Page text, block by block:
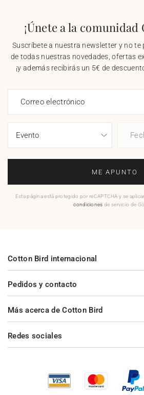
¡Únete a la
Suscríbete a nuestra newsletter y no te
de todas nuestras novedades, ofertas
¡y además recibirás un 5€ de
Correo electrónico
ME APUNTO
Esta página está protegido por reCAPTCHA y se
condiciones de servicio de
Pedidos y contacto
Más acerca de Cotton Bird
Cotton Bird internacional
Redes sociales